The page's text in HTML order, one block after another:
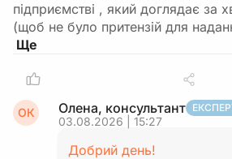
підприємстві , який доглядає за
(щоб не було притензій для
ОК Олена, консультант
03.08.2026 | 15:27
Добрий день!